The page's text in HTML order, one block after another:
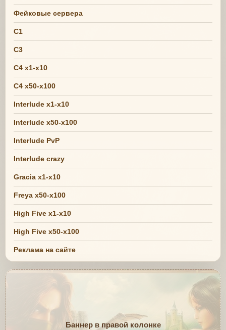
Фейковые сервера
C1
C3
C4 x1-x10
C4 x50-x100
Interlude x1-x10
Interlude x50-x100
Interlude PvP
Interlude crazy
Gracia x1-x10
Freya x50-x100
High Five x1-x10
High Five x50-x100
Реклама на сайте
Баннер в правой колонке